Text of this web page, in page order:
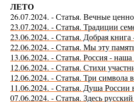
ЛЕТО
26.07.2024. - Статья. Вечные
23.07.2024. - Статья.
23.06.2024. - Статья. Добрая
22.06.2024. - Статья. Мы эту
13.06.2024. - Статья. Россия -
12.06.2024. - Статья. Стихи
12.06.2024. - Статья. Три символа
11.06.2024. - Статья. Душа России
07.06.2024. - Статья. Здесь